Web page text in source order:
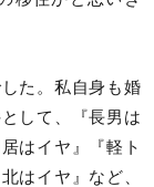
た。私自身も婚
して、『長男は
はイヤ』『軽ト
はイヤ』など、